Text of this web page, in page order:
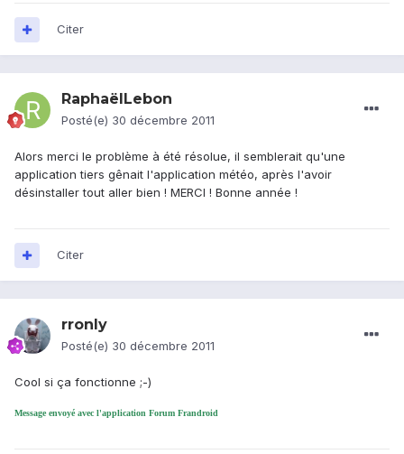
Citer
RaphaëlLebon
Posté(e) 30 décembre 2011
Alors merci le problème à été résolue, il semblerait qu'une
application tiers gênait l'application météo, après l'avoir
désinstaller tout aller bien ! MERCI ! Bonne année !
Citer
rronly
Posté(e) 30 décembre 2011
Cool si ça fonctionne ;-)
Message envoyé avec l'application Forum Frandroid